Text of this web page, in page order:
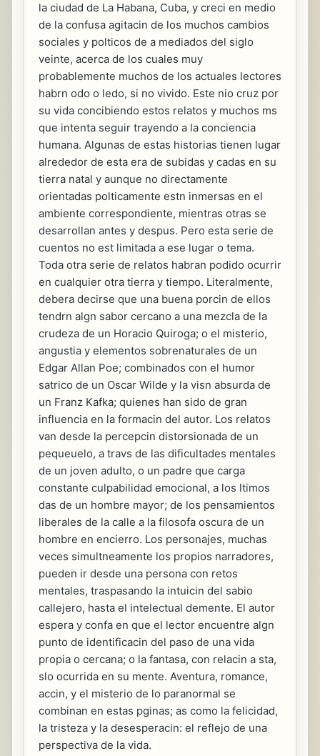
la ciudad de La Habana, Cuba, y creci en medio
de la confusa agitacin de los muchos cambios
sociales y polticos de a mediados del siglo
veinte, acerca de los cuales muy
probablemente muchos de los actuales lectores
habrn odo o ledo, si no vivido. Este nio cruz por
su vida concibiendo estos relatos y muchos ms
que intenta seguir trayendo a la conciencia
humana. Algunas de estas historias tienen lugar
alrededor de esta era de subidas y cadas en su
tierra natal y aunque no directamente
orientadas polticamente estn inmersas en el
ambiente correspondiente, mientras otras se
desarrollan antes y despus. Pero esta serie de
cuentos no est limitada a ese lugar o tema.
Toda otra serie de relatos habran podido ocurrir
en cualquier otra tierra y tiempo. Literalmente,
debera decirse que una buena porcin de ellos
tendrn algn sabor cercano a una mezcla de la
crudeza de un Horacio Quiroga; o el misterio,
angustia y elementos sobrenaturales de un
Edgar Allan Poe; combinados con el humor
satrico de un Oscar Wilde y la visn absurda de
un Franz Kafka; quienes han sido de gran
influencia en la formacin del autor. Los relatos
van desde la percepcin distorsionada de un
pequeuelo, a travs de las dificultades mentales
de un joven adulto, o un padre que carga
constante culpabilidad emocional, a los ltimos
das de un hombre mayor; de los pensamientos
liberales de la calle a la filosofa oscura de un
hombre en encierro. Los personajes, muchas
veces simultneamente los propios narradores,
pueden ir desde una persona con retos
mentales, traspasando la intuicin del sabio
callejero, hasta el intelectual demente. El autor
espera y confa en que el lector encuentre algn
punto de identificacin del paso de una vida
propia o cercana; o la fantasa, con relacin a sta,
slo ocurrida en su mente. Aventura, romance,
accin, y el misterio de lo paranormal se
combinan en estas pginas; as como la felicidad,
la tristeza y la desesperacin: el reflejo de una
perspectiva de la vida.